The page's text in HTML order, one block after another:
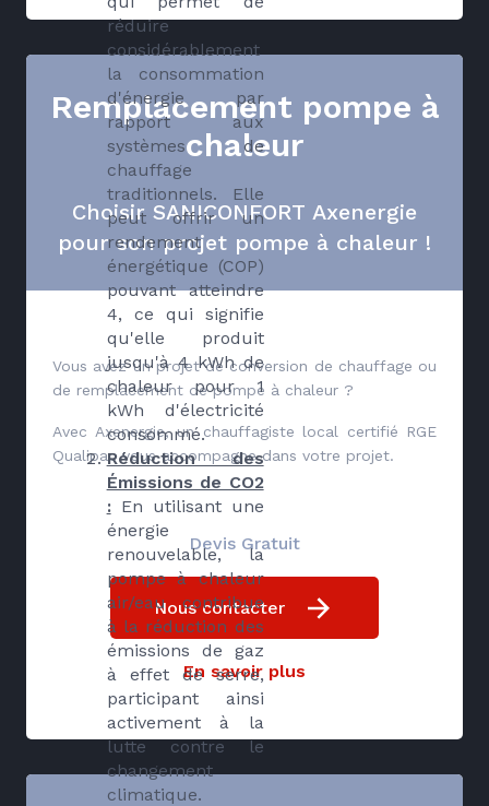
réduire
considérablement
la consommation
d'énergie par
rapport aux
systèmes de
chauffage
traditionnels. Elle
peut offrir un
rendement
énergétique (COP)
pouvant atteindre
4, ce qui signifie
qu'elle produit
jusqu'à 4 kWh de
chaleur pour 1
kWh d'électricité
consommé.
Réduction des
Émissions de CO2
:En utilisant une
énergie
renouvelable, la
pompe à chaleur
air/eau contribue
à la réduction des
émissions de gaz
à effet de serre,
participant ainsi
activement à la
lutte contre le
changement
climatique.
Remplacement pompe à
chaleur
Choisir SANICONFORT Axenergie
pour son projet pompe à chaleur !
Vous avez un projet de conversion de chauffage ou
de remplacement de pompe à chaleur ?
Avec Axenergie, un chauffagiste local certifié RGE
Qualipac vous accompagne dans votre projet.
Devis Gratuit
Nous contacter
En savoir plus